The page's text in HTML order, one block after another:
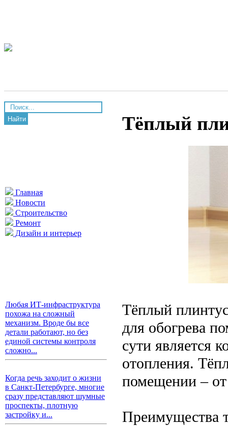
Найти
Главная
Новости
Строительство
Ремонт
Дизайн и интерьер
Любая ИТ-инфраструктура
похожа на сложный
механизм. Вроде бы все
детали работают, но без
единой системы контроля
сложно...
Когда речь заходит о жизни
в Санкт-Петербурге, многие
сразу представляют шумные
проспекты, плотную
застройку и...
Тёплый
Тёплый
для обогрева
сути является
отопления.
помещении –
Преимущества